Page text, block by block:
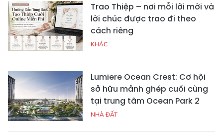
Trao Thiệp – nơi mỗi lời mời và
lời chúc được trao đi theo
cách riêng
KHÁC
Lumiere Ocean Crest: Cơ hội
sở hữu mảnh ghép cuối cùng
tại trung tâm Ocean Park 2
NHÀ ĐẤT